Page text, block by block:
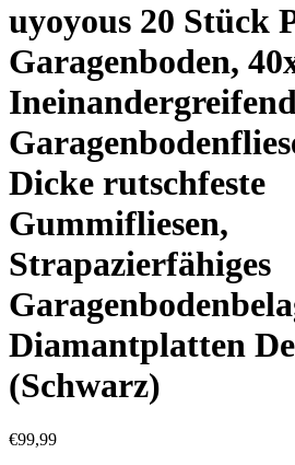
uyoyous 20 Stück
Garagenboden,
Dicke rutschfeste
Gummifliesen,
Strapazierfähiges
Diamantplatten
(Schwarz)
€99,99